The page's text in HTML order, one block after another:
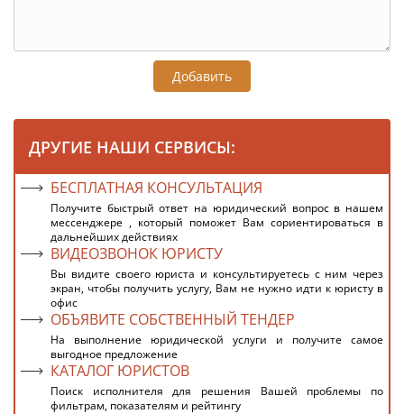
Добавить
ДРУГИЕ НАШИ СЕРВИСЫ:
БЕСПЛАТНАЯ КОНСУЛЬТАЦИЯ
Получите быстрый ответ на юридический вопрос в нашем
мессенджере , который поможет Вам сориентироваться в
дальнейших действиях
ВИДЕОЗВОНОК ЮРИСТУ
Вы видите своего юриста и консультируетесь с ним через
экран, чтобы получить услугу, Вам не нужно идти к юристу в
офис
ОБЪЯВИТЕ СОБСТВЕННЫЙ ТЕНДЕР
На выполнение юридической услуги и получите самое
выгодное предложение
КАТАЛОГ ЮРИСТОВ
Поиск исполнителя для решения Вашей проблемы по
фильтрам, показателям и рейтингу